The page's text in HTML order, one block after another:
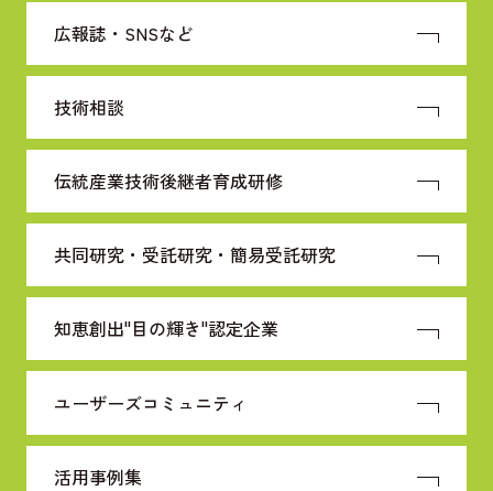
広報誌・SNSなど
技術相談
伝統産業技術後継者育成研修
共同研究・受託研究・ 簡易受託研究
知恵創出"目の輝き"認定企業
ユーザーズコミュニティ
活用事例集